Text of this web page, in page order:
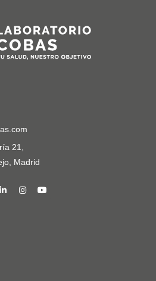
21,
Madrid